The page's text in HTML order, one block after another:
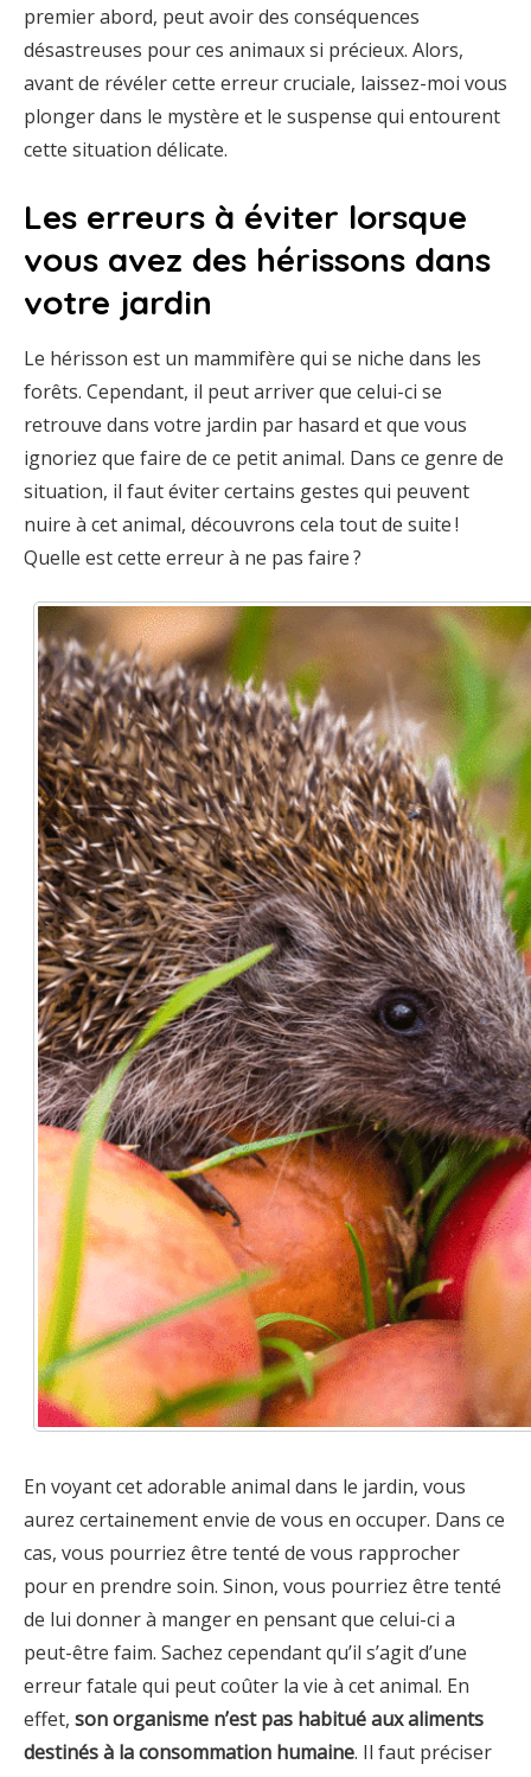
premier abord, peut avoir des conséquences
désastreuses pour ces animaux si précieux. Alors,
avant de révéler cette erreur cruciale, laissez-moi vous
plonger dans le mystère et le suspense qui entourent
cette situation délicate.
Les erreurs à éviter lorsque
vous avez des hérissons dans
votre jardin
Le hérisson est un mammifère qui se niche dans les
forêts. Cependant, il peut arriver que celui-ci se
retrouve dans votre jardin par hasard et que vous
ignoriez que faire de ce petit animal. Dans ce genre de
situation, il faut éviter certains gestes qui peuvent
nuire à cet animal, découvrons cela tout de suite !
Quelle est cette erreur à ne pas faire ?
En voyant cet adorable animal dans le jardin, vous
aurez certainement envie de vous en occuper. Dans ce
cas, vous pourriez être tenté de vous rapprocher
pour en prendre soin. Sinon, vous pourriez être tenté
de lui donner à manger en pensant que celui-ci a
peut-être faim. Sachez cependant qu’il s’agit d’une
erreur fatale qui peut coûter la vie à cet animal. En
effet, son organisme n’est pas habitué aux aliments
destinés à la consommation humaine. Il faut préciser